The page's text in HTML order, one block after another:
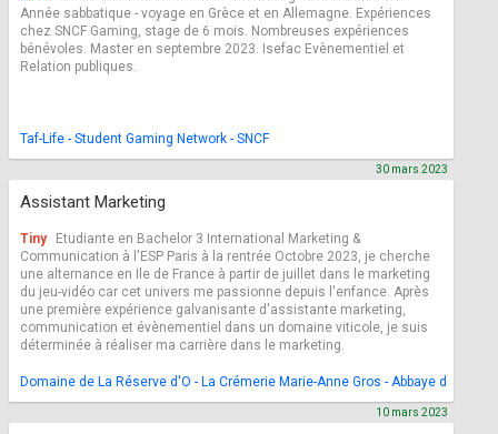
Année sabbatique - voyage en Grèce et en Allemagne. Expériences
chez SNCF Gaming, stage de 6 mois. Nombreuses expériences
bénévoles. Master en septembre 2023. Isefac Evènementiel et
Relation publiques.
Taf-Life - Student Gaming Network - SNCF
Assistant Marketing
30 mars 2023
Tiny
Etudiante en Bachelor 3 International Marketing &
Communication à l'ESP Paris à la rentrée Octobre 2023, je cherche
une alternance en Ile de France à partir de juillet dans le marketing
du jeu-vidéo car cet univers me passionne depuis l'enfance. Après
une première expérience galvanisante d'assistante marketing,
communication et évènementiel dans un domaine viticole, je suis
déterminée à réaliser ma carrière dans le marketing.
Domaine de La Réserve d'O - La Crémerie Marie-Anne Gros - Abbaye de
10 mars 2023